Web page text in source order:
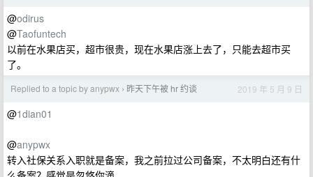
@odirus
@Taofuntech
以前在水果店买，超市很贵，现在水果店涨上去了，只能去超市买
了。
Replied to a topic by anypwx › 昨天下午被 hr 约谈 2019 年 5 月 9 日
@1dian01
@anypwx
转入社保关系入职就是备案，我之前拉过公司备案，不太明白还有什